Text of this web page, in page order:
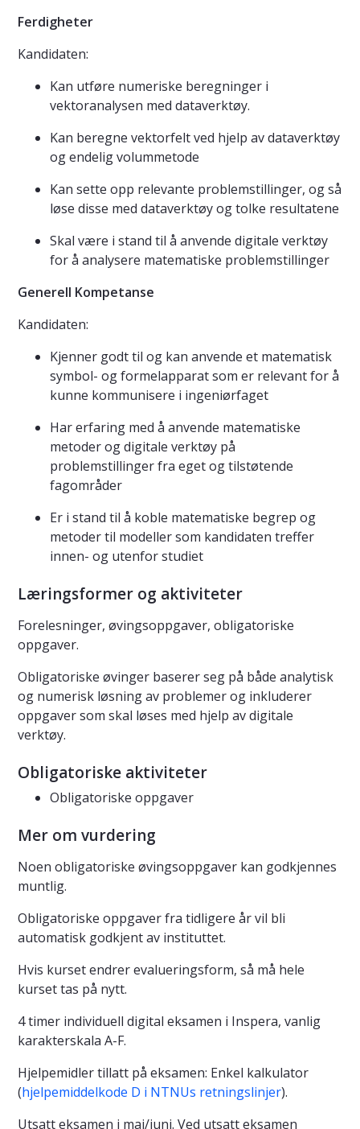
Ferdigheter
Kandidaten:
Kan utføre numeriske beregninger i
vektoranalysen med dataverktøy.
Kan beregne vektorfelt ved hjelp av dataverktøy
og endelig volummetode
Kan sette opp relevante problemstillinger, og så
løse disse med dataverktøy og tolke resultatene
Skal være i stand til å anvende digitale verktøy
for å analysere matematiske problemstillinger
Generell Kompetanse
Kandidaten:
Kjenner godt til og kan anvende et matematisk
symbol- og formelapparat som er relevant for å
kunne kommunisere i ingeniørfaget
Har erfaring med å anvende matematiske
metoder og digitale verktøy på
problemstillinger fra eget og tilstøtende
fagområder
Er i stand til å koble matematiske begrep og
metoder til modeller som kandidaten treffer
innen- og utenfor studiet
Læringsformer og aktiviteter
Forelesninger, øvingsoppgaver, obligatoriske
oppgaver.
Obligatoriske øvinger baserer seg på både analytisk
og numerisk løsning av problemer og inkluderer
oppgaver som skal løses med hjelp av digitale
verktøy.
Obligatoriske aktiviteter
Obligatoriske oppgaver
Mer om vurdering
Noen obligatoriske øvingsoppgaver kan godkjennes
muntlig.
Obligatoriske oppgaver fra tidligere år vil bli
automatisk godkjent av instituttet.
Hvis kurset endrer evalueringsform, så må hele
kurset tas på nytt.
4 timer individuell digital eksamen i Inspera, vanlig
karakterskala A-F.
Hjelpemidler tillatt på eksamen: Enkel kalkulator
(hjelpemiddelkode D i NTNUs retningslinjer).
Utsatt eksamen i mai/juni. Ved utsatt eksamen